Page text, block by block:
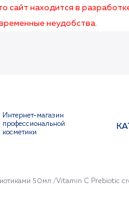
сайт находится в
неудобства.
Интернет-магазин
профессиональной
косметики
50мл /Vitamin C Prebiotic